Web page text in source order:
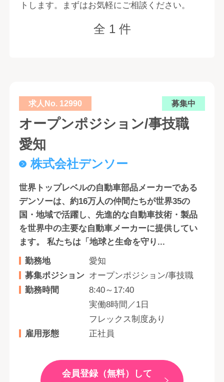
トします。まずはお気軽にご相談ください。
全 1 件
求人No. 12990 募集中
オープンポジション/事技職
愛知
株式会社デンソー
世界トップレベルの自動車部品メーカーである
デンソーは、約16万人の仲間たちが世界35の
国・地域で活躍し、先進的な自動車技術・製品
を世界中の主要な自動車メーカーに提供してい
ます。 私たちは「地球と生命を守り...
勤務地
愛知
募集ポジション オープンポジション/事技職
勤務時間
8:40～17:40
実働8時間／1日
フレックス制度あり
雇用形態
正社員
会員登録（無料）して